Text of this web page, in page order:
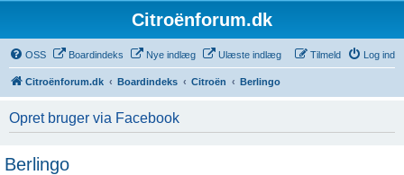
Citroënforum.dk
OSS Boardindeks Nye indlæg Ulæste indlæg Log ind
Tilmeld
Citroënforum.dk Boardindeks Citroën Berlingo
Opret bruger via Facebook
Berlingo